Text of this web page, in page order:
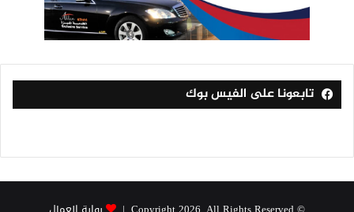
تابعونا على الفيس بوك